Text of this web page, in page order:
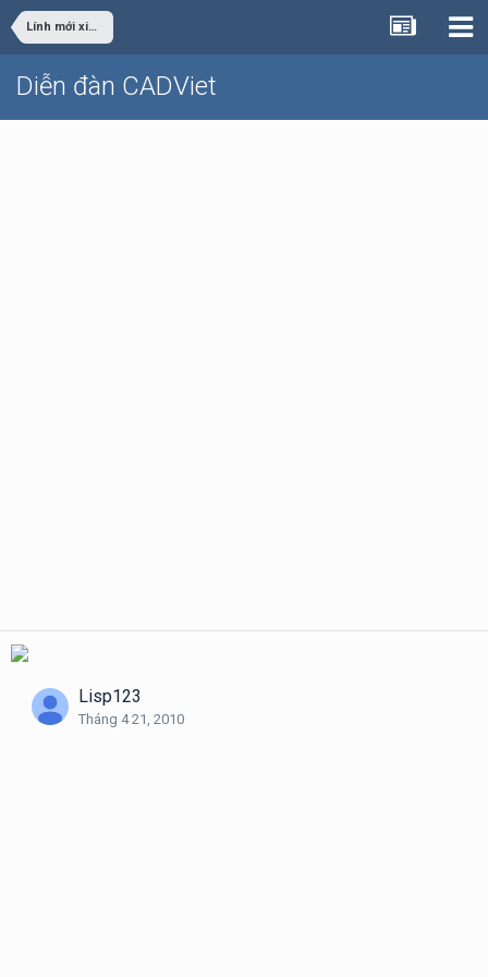
Lính mới xin hỏi 2 lisp đơn giản?
Diễn đàn CADViet
Lisp123
Tháng 4 21, 2010